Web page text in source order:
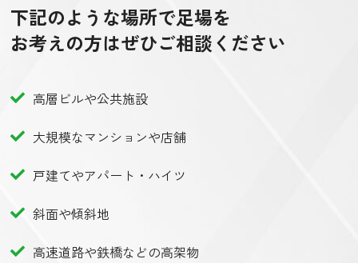
下記のような場所で足場を
お考えの方はぜひご相談ください
高層ビルや公共施設
大規模なマンションや店舗
戸建てやアパート・ハイツ
斜面や傾斜地
高速道路や鉄橋などの高架物